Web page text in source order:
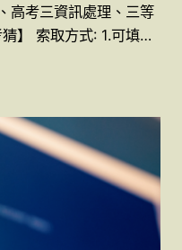
高考三資訊處理、三等
】 索取方式: 1.可填…